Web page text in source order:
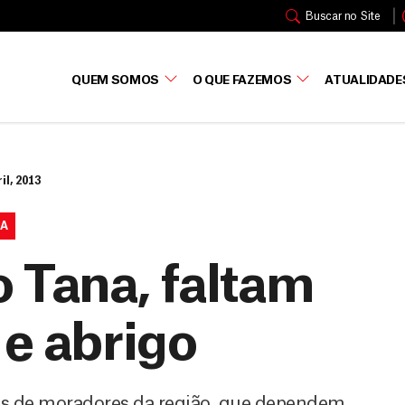
Buscar no Site
QUEM SOMOS O QUE FAZEMOS
2013
Tana, faltam
abrigo